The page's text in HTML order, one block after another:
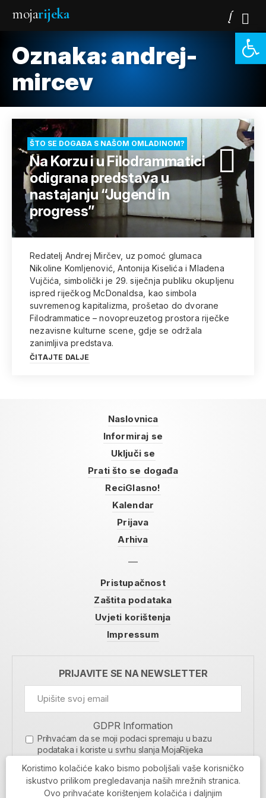
mojarijeka
Oznaka:andrej-
mircev
ŠTO SE DOGAĐA S NAŠOM OMLADINOM?
Na Korzu i u Filodrammatici
odigrana predstava u
nastajanju “Jugend in
progress”
Redatelj Andrej Mirčev, uz pomoć glumaca
Nikoline Komljenović, Antonija Kiselića i Mladena
Vujčića, simbolički je 29. siječnja publiku okupljenu
ispred riječkog McDonaldsa, kao simbola
suvremenog kapitalizma, prošetao do dvorane
Filodrammatice – novopreuzetog prostora riječke
nezavisne kulturne scene, gdje se održala
zanimljiva predstava.
ČITAJTE DALJE
Naslovnica
Informiraj se
Uključi se
Prati što se događa
ReciGlasno!
Kalendar
Prijava
Arhiva
Pristupačnost
Zaštita podataka
Uvjeti korištenja
Impressum
PRIJAVITE SE NA NEWSLETTER
GDPR Information
Prihvaćam da se moji podaci spremaju u bazu
podataka i koriste u svrhu slanja MojaRijeka
MOJARIJEKA NEWSLETTER
PRIJAVI SE
Koristimo kolačiće kako bismo poboljšali vaše korisničko
iskustvo prilikom pregledavanja naših mrežnih stranica.
Ovo prihvaćate korištenjem kolačića i daljnjim